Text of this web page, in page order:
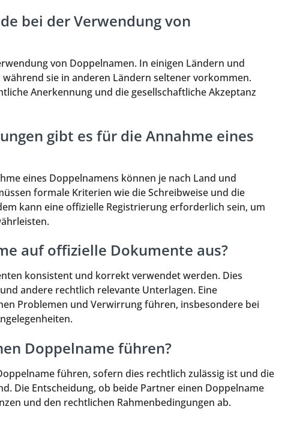
bei der Verwendung von
von Doppelnamen. In einigen Ländern und
sie in anderen Ländern seltener vorkommen.
Anerkennung und die gesellschaftliche Akzeptanz
gibt es für die Annahme eines
eines Doppelnamens können je nach Land und
formale Kriterien wie die Schreibweise und die
kann eine offizielle Registrierung erforderlich sein, um
auf offizielle Dokumente aus?
konsistent und korrekt verwendet werden. Dies
andere rechtlich relevante Unterlagen. Eine
Problemen und Verwirrung führen, insbesondere bei
Doppelname führen?
führen, sofern dies rechtlich zulässig ist und die
Die Entscheidung, ob beide Partner einen Doppelname
und den rechtlichen Rahmenbedingungen ab.